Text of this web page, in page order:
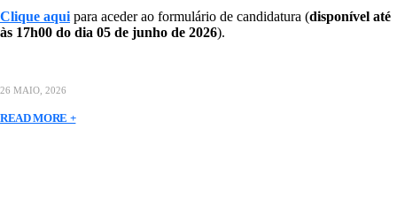
Clique aqui para aceder ao formulário de candidatura (disponível até
às 17h00 do dia 05 de junho de 2026).
26 MAIO, 2026
READ MORE +